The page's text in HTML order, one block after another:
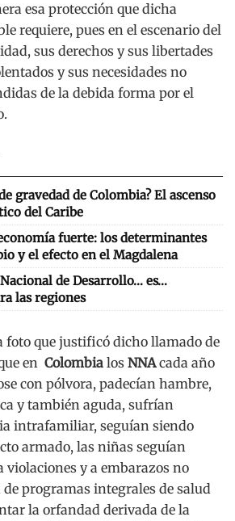
esa protección que dicha
requiere, pues en el escenario del
sus derechos y sus libertades
y sus necesidades no
de la debida forma por el
gravedad de Colombia? El ascenso
del Caribe
fuerte: los determinantes
y el efecto en el Magdalena
de Desarrollo… es…
las regiones
foto que justificó dicho llamado de
en Colombia los NNAcada año
con pólvora, padecían hambre,
y también aguda, sufrían
intrafamiliar, seguían siendo
armado, las niñas seguían
violaciones y a embarazos no
de programas integrales de salud
la orfandad derivada de la